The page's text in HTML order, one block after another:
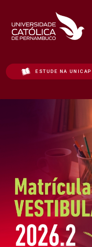
ESTUDE NA UNICAP